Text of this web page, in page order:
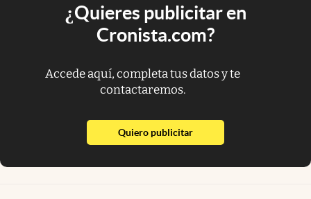
¿Quieres publicitar en
Cronista.com?
Accede aquí, completa tus datos y te
contactaremos.
Quiero publicitarabre en nueva pestaña